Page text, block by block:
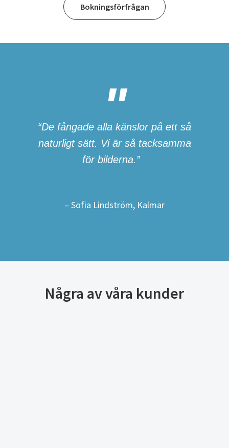
Bokningsförfrågan
“De fångade alla känslor på ett så
naturligt sätt. Vi är så tacksamma
för bilderna.”
– Sofia Lindström, Kalmar
Några av våra kunder